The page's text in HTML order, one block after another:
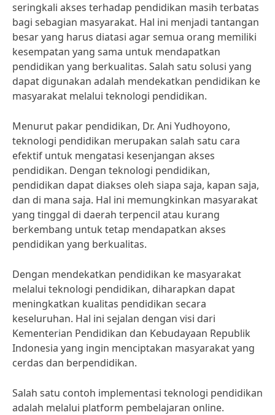
seringkali akses terhadap pendidikan masih terbatas
bagi sebagian masyarakat. Hal ini menjadi tantangan
besar yang harus diatasi agar semua orang memiliki
kesempatan yang sama untuk mendapatkan
pendidikan yang berkualitas. Salah satu solusi yang
dapat digunakan adalah mendekatkan pendidikan ke
masyarakat melalui teknologi pendidikan.
Menurut pakar pendidikan, Dr. Ani Yudhoyono,
teknologi pendidikan merupakan salah satu cara
efektif untuk mengatasi kesenjangan akses
pendidikan. Dengan teknologi pendidikan,
pendidikan dapat diakses oleh siapa saja, kapan saja,
dan di mana saja. Hal ini memungkinkan masyarakat
yang tinggal di daerah terpencil atau kurang
berkembang untuk tetap mendapatkan akses
pendidikan yang berkualitas.
Dengan mendekatkan pendidikan ke masyarakat
melalui teknologi pendidikan, diharapkan dapat
meningkatkan kualitas pendidikan secara
keseluruhan. Hal ini sejalan dengan visi dari
Kementerian Pendidikan dan Kebudayaan Republik
Indonesia yang ingin menciptakan masyarakat yang
cerdas dan berpendidikan.
Salah satu contoh implementasi teknologi pendidikan
adalah melalui platform pembelajaran online.